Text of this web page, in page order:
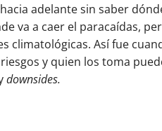
adelante sin saber
va a caer el paracaídas,
climatológicas. Así fue
y quien los toma
downsides.